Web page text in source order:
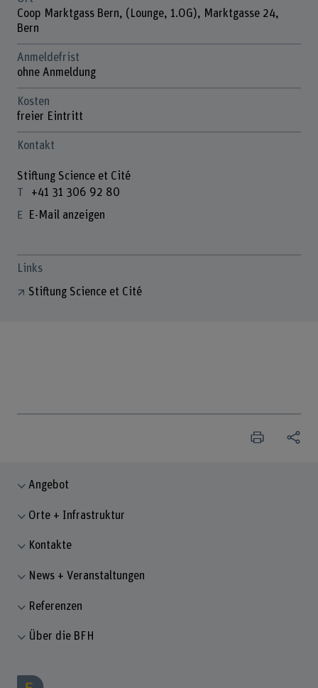
Coop Marktgass Bern, (Lounge, 1.OG), Marktgasse 24,
Bern
Anmeldefrist
ohne Anmeldung
Kosten
freier Eintritt
Kontakt
Stiftung Science et Cité
+41 31 306 92 80
E-Mail anzeigen
Links
Stiftung Science et Cité
Angebot
Orte + Infrastruktur
Kontakte
News + Veranstaltungen
Referenzen
Über die BFH